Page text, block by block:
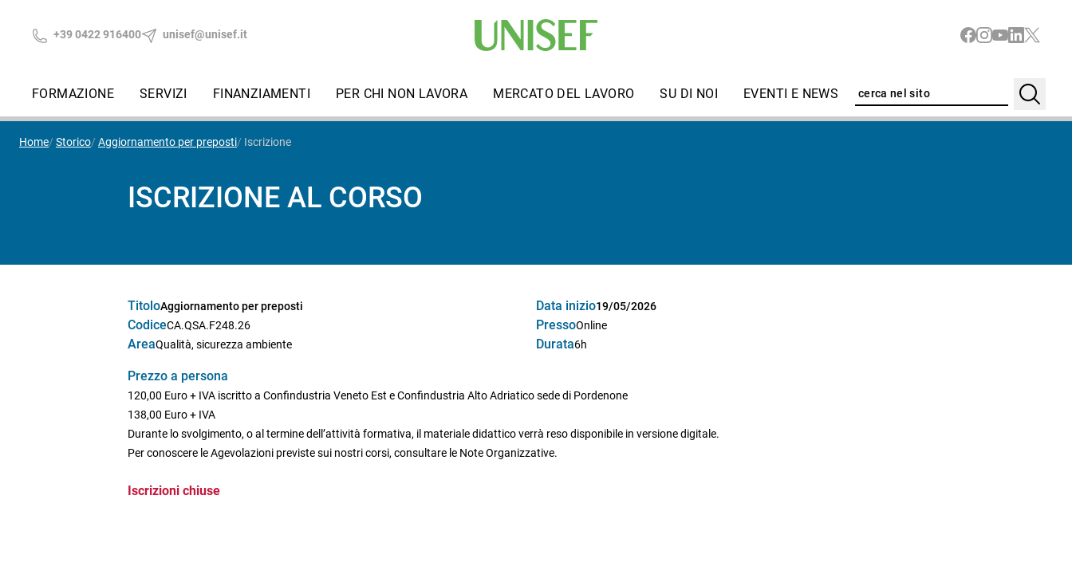
+39 0422 916400 unisef@unisef.it
FORMAZIONE SERVIZI FINANZIAMENTI PER CHI NON LAVORA MERCATO DEL LAVORO SU DI NOI EVENTI E NEWS
Home Storico Aggiornamento per preposti Iscrizione
ISCRIZIONE AL CORSO
TitoloAggiornamento per preposti
CodiceCA.QSA.F248.26
AreaQualità, sicurezza ambiente
Data inizio19/05/2026
PressoOnline
Durata6h
Prezzo a persona
120,00 Euro + IVA iscritto a Confindustria Veneto Est e Confindustria Alto Adriatico sede di Pordenone
138,00 Euro + IVA
Durante lo svolgimento, o al termine dell’attività formativa, il materiale didattico verrà reso disponibile in versione digitale.
Per conoscere le Agevolazioni previste sui nostri corsi, consultare le Note Organizzative.
Iscrizioni chiuse